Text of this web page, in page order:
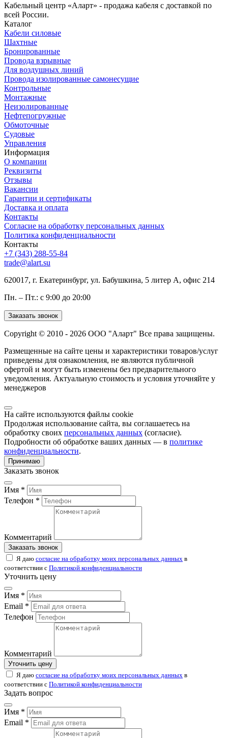
Кабельный центр «Аларт» - продажа кабеля с доставкой по
всей России.
Каталог
Кабели силовые
Шахтные
Бронированные
Провода взрывные
Для воздушных линий
Провода изолированные самонесущие
Контрольные
Монтажные
Неизолированные
Нефтепогружные
Обмоточные
Судовые
Управления
Информация
О компании
Реквизиты
Отзывы
Вакансии
Гарантии и сертификаты
Доставка и оплата
Контакты
Согласие на обработку персональных данных
Политика конфиденциальности
Контакты
+7 (343) 288-55-84
trade@alart.su
620017, г. Екатеринбург, ул. Бабушкина, 5 литер А, офис 214
Пн. – Пт.: с 9:00 до 20:00
Заказать звонок
Copyright © 2010 - 2026 ООО "Аларт" Все права защищены.
Размещенные на сайте цены и характеристики товаров/услуг
приведены для ознакомления, не являются публичной
офертой и могут быть изменены без предварительного
уведомления. Актуальную стоимость и условия уточняйте у
менеджеров
На сайте используются файлы cookie
Продолжая использование сайта, вы соглашаетесь на
обработку своих персональных данных (согласие).
Подробности об обработке ваших данных — в политике
конфиденциальности.
Принимаю
Заказать звонок
Имя *
Телефон *
Комментарий
Заказать звонок
Я даю согласие на обработку моих персональных данных в
соответствии с Политикой конфиденциальности
Уточнить цену
Имя *
Email *
Телефон
Комментарий
Уточнить цену
Я даю согласие на обработку моих персональных данных в
соответствии с Политикой конфиденциальности
Задать вопрос
Имя *
Email *